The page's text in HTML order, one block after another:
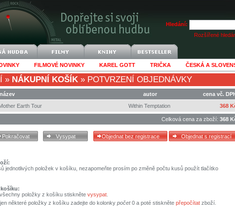
Hledání:
Rozšířené
FILMOVÉ NOVINKY KAREL GOTT TRIČKA ČESKÁ A
» NÁKUPNÍ KOŠÍK » POTVRZENÍ OBJEDNÁVKY
název autor
cena vč.
Earth Tour Within Temptation 368
Celková cena za zboží: 368
jednotlivých položek v košíku, nezapomeňte prosím po změně počtu kusů použít tlačítko
položky z košíku stiskněte vysypat
některé položky z košíku zadejte do kolonky počet0 a poté stiskněte přepočítat zboží.